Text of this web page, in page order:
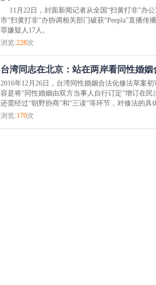
11月22日，封面新闻记者从全国“扫黄打非”办
市“扫黄打非”办协调相关部门破获“Peepla”直播传
罪嫌疑人17人。
浏览:228次
台湾同志在北京：站在两岸看同性婚姻
2016年12月26日，台湾同性婚姻合法化修法草案
容是将“同性婚姻由双方当事人自行订定”增订在
还需经过“朝野协商”和“三读”等环节，对修法的具
浏览:170次